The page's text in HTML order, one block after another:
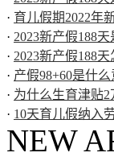
· 育儿假期2022年
· 2023新产假188
· 2023新产假188
· 产假98+60是什
· 为什么生育津贴2
· 10天育儿假纳入
NEW